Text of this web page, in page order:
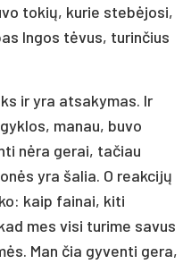
tokių, kurie stebėjosi,
Ingos tėvus, turinčius
ir yra atsakymas. Ir
manau, buvo
nėra gerai, tačiau
yra šalia. O reakcijų
kaip fainai, kiti
mes visi turime savus
Man čia gyventi gera,